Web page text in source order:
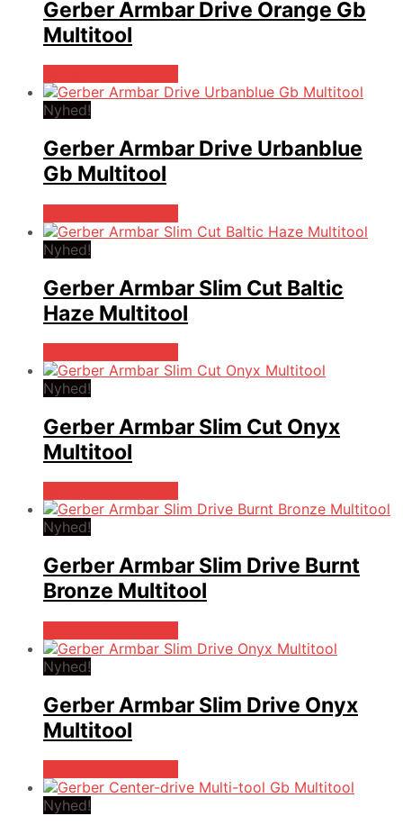
Gerber Armbar Drive Orange Gb
Multitool
Nyhed!
Gerber Armbar Drive Urbanblue
Gb Multitool
Nyhed!
Gerber Armbar Slim Cut Baltic
Haze Multitool
Nyhed!
Gerber Armbar Slim Cut Onyx
Multitool
Nyhed!
Gerber Armbar Slim Drive Burnt
Bronze Multitool
Nyhed!
Gerber Armbar Slim Drive Onyx
Multitool
Nyhed!